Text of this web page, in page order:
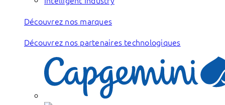
Découvrez nos marques
Découvrez nos partenaires technologiques